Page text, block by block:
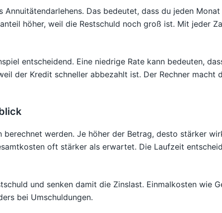
Das bedeutet, dass du jeden
höher, weil die Restschuld noch groß ist. Mit jeder
entscheidend. Eine niedrige Rate kann bedeuten,
der Kredit schneller abbezahlt ist. Der Rechner
werden. Je höher der Betrag, desto stärker
oft stärker als erwartet. Die Laufzeit
und senken damit die Zinslast. Einmalkosten wie
bei Umschuldungen.